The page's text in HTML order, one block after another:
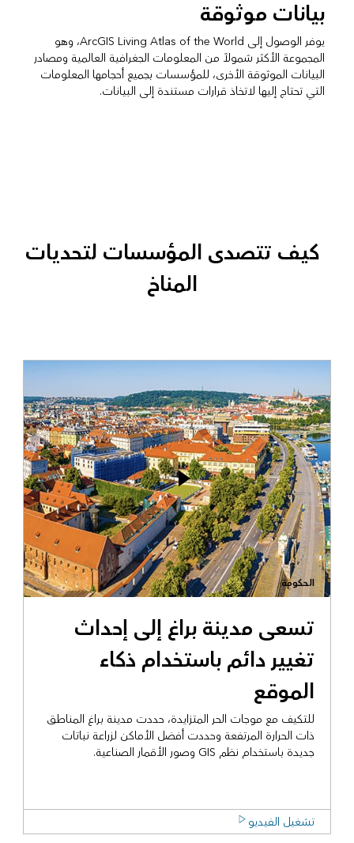
بيانات موثوقة
يوفر الوصول إلى ArcGIS Living Atlas of the World، وهو
المجموعة الأكثر شمولاً من المعلومات الجغرافية العالمية ومصادر
البيانات الموثوقة الأخرى، للمؤسسات بجميع أحجامها المعلومات
التي تحتاج إليها لاتخاذ قرارات مستندة إلى البيانات.
كيف تتصدى المؤسسات لتحديات
المناخ
الحكومة
تسعى مدينة براغ إلى إحداث
تغيير دائم باستخدام ذكاء
الموقع
للتكيف مع موجات الحر المتزايدة، حددت مدينة براغ المناطق
ذات الحرارة المرتفعة وحددت أفضل الأماكن لزراعة نباتات
جديدة باستخدام نظم GIS وصور الأقمار الصناعية.
تشغيل الفيديو